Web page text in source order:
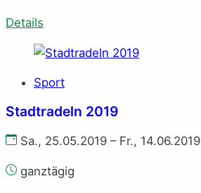
Details
Sport
Stadtradeln 2019
Sa., 25.05.2019 – Fr., 14.06.2019
ganztägig